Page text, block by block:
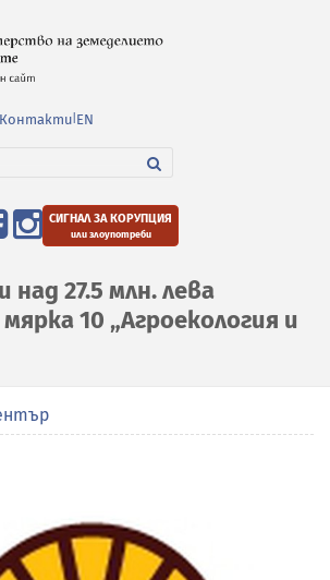
Контакти EN
СИГНАЛ ЗА КОРУПЦИЯ
или злоупотреби
27.5 млн. лева
10 „Агроекология и